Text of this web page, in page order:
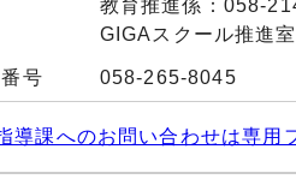
教育推進係：058-
GIGAスクール推進
号 058-265-8045
導課へのお問い合わせは専用